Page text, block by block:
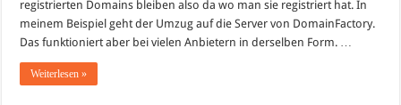
registrierten Domains bleiben also da wo man sie registriert hat. In
meinem Beispiel geht der Umzug auf die Server von DomainFactory.
Das funktioniert aber bei vielen Anbietern in derselben Form. …
Weiterlesen »